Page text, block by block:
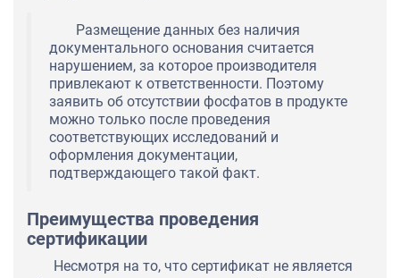
Размещение данных без наличия
документального основания считается
нарушением, за которое производителя
привлекают к ответственности. Поэтому
заявить об отсутствии фосфатов в продукте
можно только после проведения
соответствующих исследований и
оформления документации,
подтверждающего такой факт.
Преимущества проведения
сертификации
Несмотря на то, что сертификат не является